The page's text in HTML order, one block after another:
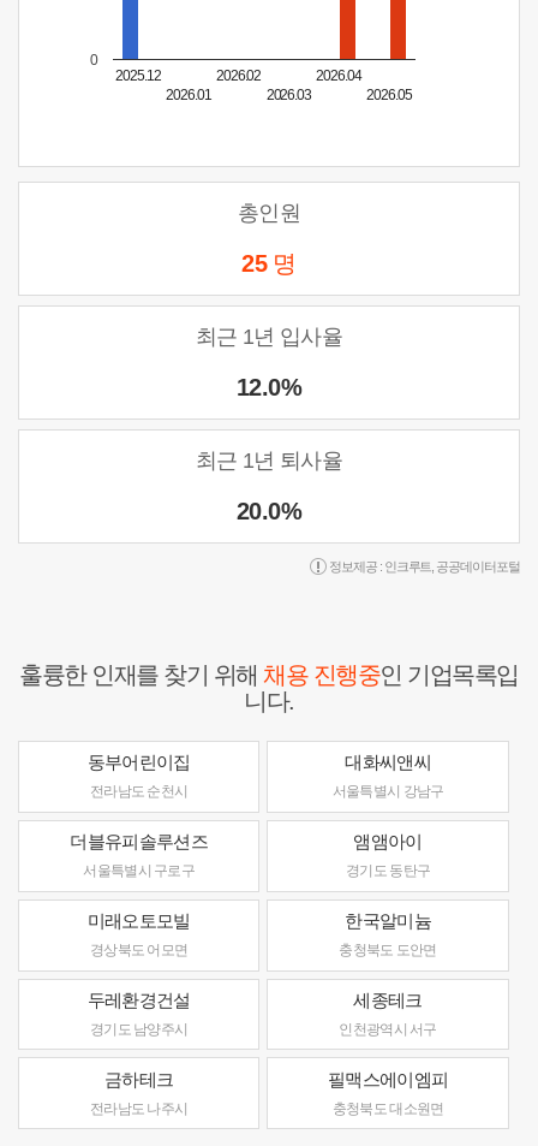
2025.12
2026.01
2026.02
2026.03
2026.04
2026.05
0
총인원
25 명
최근 1년 입사율
12.0%
최근 1년 퇴사율
20.0%
정보제공 : 인크루트 공공데이터포털
훌륭한 인재를 찾기 위해채용 진행중인 기업목록입
니다.
동부어린이집
전라남도 순천시
대화씨앤씨
서울특별시 강남구
더블유피솔루션즈
서울특별시 구로구
앰앰아이
경기도 동탄구
미래오토모빌
경상북도 어모면
한국알미늄
충청북도 도안면
두레환경건설
경기도 남양주시
세종테크
인천광역시 서구
금하테크
전라남도 나주시
필맥스에이엠피
충청북도 대소원면